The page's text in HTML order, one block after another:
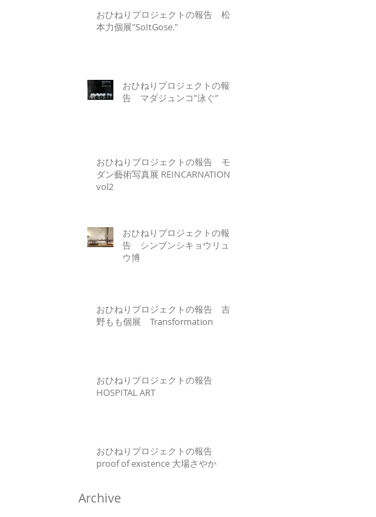
おひねりプロジェクトの報告 松
本力個展"SoItGose."
おひねりプロジェクトの報
告 マダジュンコ”泳ぐ”
おひねりプロジェクトの報告 モ
ダン藝術写真展 REINCARNATION
vol2
おひねりプロジェクトの報
告 シンブンシキョウリュ
ウ博
おひねりプロジェクトの報告 吉
野もも個展 Transformation
おひねりプロジェクトの報告
HOSPITAL ART
おひねりプロジェクトの報告
proof of existence 大場さやか
Archive